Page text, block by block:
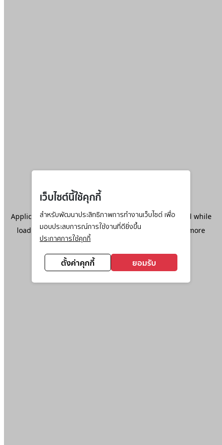
เว็บไซต์นี้ใช้คุกกี้
สำหรับพัฒนาประสิทธิภาพการทำงานเว็บไซต์ เพื่อ
มอบประสบการณ์การใช้งานที่ดียิ่งขึ้น
ประกาศการใช้คุกกี้
ตั้งค่าคุกกี้ ยอมรับ
Application error: aclient-side exception has occurred while
loadingwww.ktc.co.th(see the browser console
for more
information).